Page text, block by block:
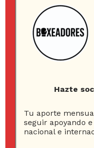
Hazte
Tu aporte
seguir apoyando
nacional e